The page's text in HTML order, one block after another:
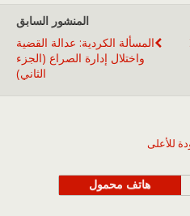
المنشور السابق
المسألة الكردية: عدالة القضية
واختلال إدارة الصراع (الجزء
الثاني)
للأعلى
هاتف محمول